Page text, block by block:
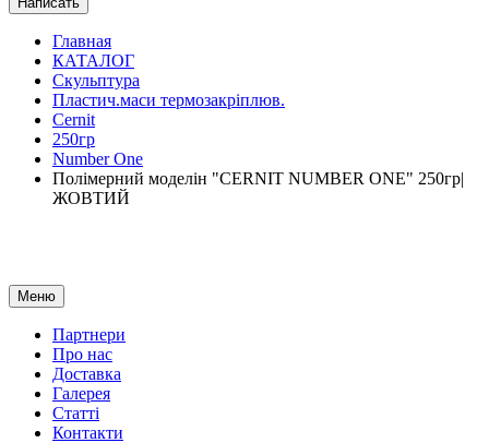
Главная
КАТАЛОГ
Скульптура
Пластич.маси термозакріплюв.
Cernit
250гр
Number One
Полімерний моделін "CERNIT NUMBER ONE" 250гр|
ЖОВТИЙ
Меню
Партнери
Про нас
Доставка
Галерея
Статтi
Контакти